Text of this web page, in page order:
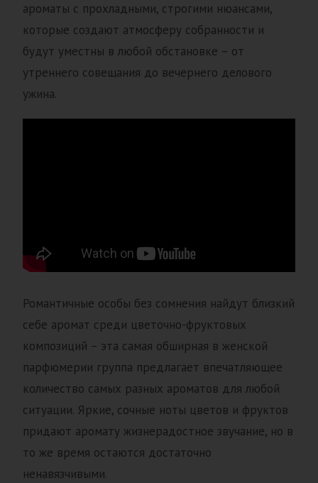
ароматы с прохладными, строгими нюансами,
которые создают атмосферу собранности и
будут уместны в любой обстановке – от
утреннего совещания до вечернего делового
ужина.
Романтичные особы без сомнения найдут близкий
себе аромат среди цветочно-фруктовых
композиций – эта самая обширная в женской
парфюмерии группа предлагает впечатляющее
количество самых разных ароматов для любой
ситуации. Яркие, сочные ноты цветов и фруктов
придают аромату жизнерадостное звучание, но в
то же время остаются достаточно
ненавязчивыми.